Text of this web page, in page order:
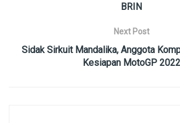
BRIN
Next Post
Sidak Sirkuit Mandalika, Anggota
Kesiapan MotoGP 2022